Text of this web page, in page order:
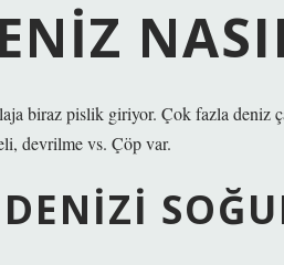
biraz pislik giriyor. Çok fazla deniz
devrilme vs. Çöp var.